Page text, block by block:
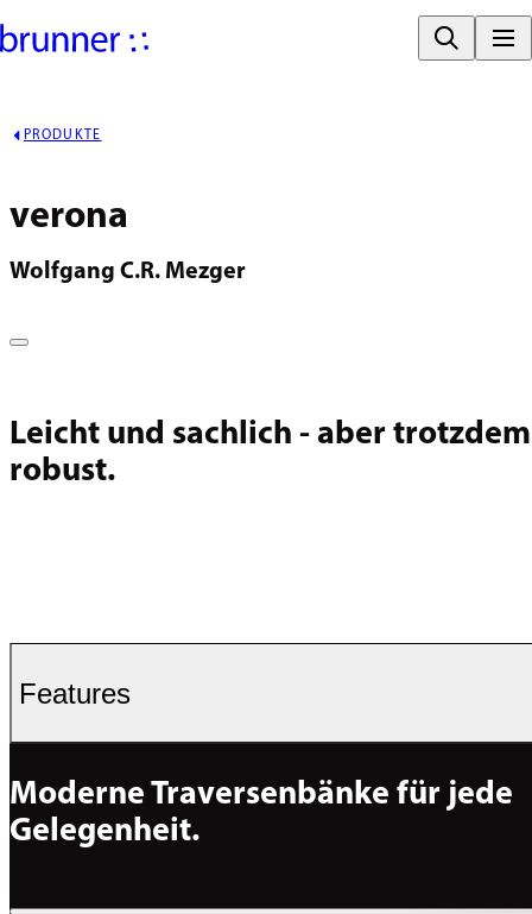
PRODUKTE
verona
Wolfgang C.R. Mezger
Leicht und sachlich - aber trotzdem
robust.
Features
Moderne Traversenbänke für jede
Gelegenheit.